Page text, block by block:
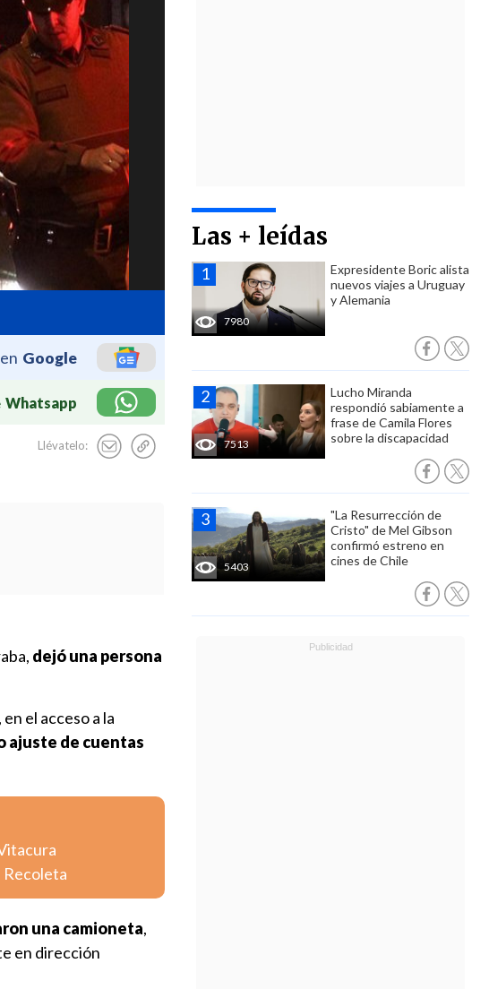
Google
Whatsapp
Llévatelo:
Las + leídas
7980
Expresidente Boric alista
nuevos viajes a Uruguay
y Alemania
7513
Lucho Miranda
respondió sabiamente a
frase de Camila Flores
sobre la discapacidad
5403
"La Resurrección de
Cristo" de Mel Gibson
confirmó estreno en
cines de Chile
dejó una persona
el acceso a la
ajuste de cuentas
Recoleta
una camioneta,
en dirección